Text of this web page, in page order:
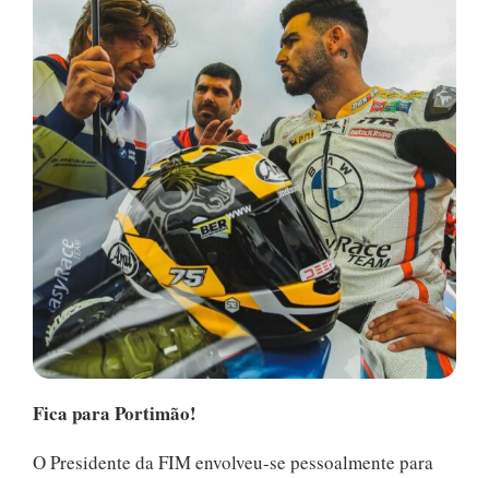
Fica para Portimão!
O Presidente da FIM envolveu-se pessoalmente para